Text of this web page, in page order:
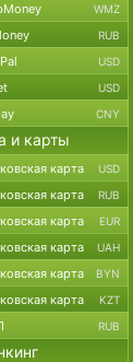
WMZ
RUB
USD
USD
CNY
и карты
карта USD
карта RUB
карта EUR
карта UAH
карта BYN
карта KZT
RUB